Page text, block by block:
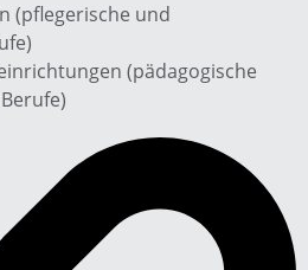
(pflegerische und
(pädagogische